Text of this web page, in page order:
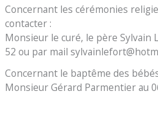
Concernant les cérémonies
contacter :
Monsieur le curé, le père Sylvain
52 ou par mail
Concernant le baptême des
Monsieur Gérard Parmentier au